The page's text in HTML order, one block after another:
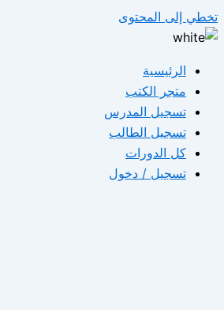
تخطي إلى المحتوى
الرئيسية
متجر الكتب
تسجيل المدرس
تسجيل الطالب
كل الدورات
تسجيل / دخول